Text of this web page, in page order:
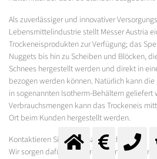
Als zuverlässiger und innovativer
Lebensmittelindustrie stellt Messer Austria
Trockeneisprodukten zur Verfügung; das
Nuggets bis hin zu Scheiben und Blöcken,
Schnees hergestellt werden und direkt in
bezogen werden können. Natürlich kann
in sogenannten Isotherm-Behältern geliefert
Verbrauchsmengen kann das Trockeneis
Ort beim Kunden hergestellt werden.
Kontaktieren Sie uns ganz einfach!
Wir sorgen dafür, dass Ihre Lebensmittel